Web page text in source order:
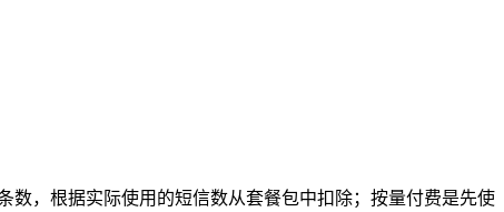
数，根据实际使用的短信数从套餐包中扣除；按量付费是先使